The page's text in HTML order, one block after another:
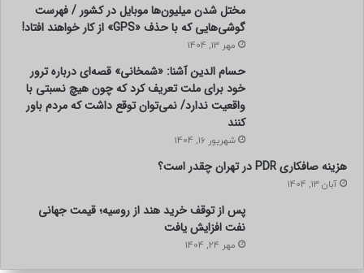
فارستر گزینه‌ای عالی برای مادرانی است که مسیرهای ناهموار را
نیز در نظر دارند. نسخه Wilderness برای مسیرهای سخت و
زمین‌های ناهموار مناسب شده است، اما همچنان راحتی و
کاربردی بودن را برای خانواده حفظ می‌کند. فضای کافی برای
مختل شدن میلیون‌ها موبایل در کشور / فهرست
گوشی‌هایی که با حذف «GPS» از کار خواهند افتاد!
مهر 13, 1404
حسام الدین آشنا: «شمخانی» قصه‌ای درباره ترور
خود برای ملت تعریف کرد که چون هیچ نسبتی با
واقعیت ندارد/ نمی‌توان توقع داشت که مردم باور
کنند
شهریور 16, 1404
هزینه صافکاری PDR در تهران چقدر است؟
آبان 13, 1404
پس از توقف خرید هند از روسیه؛ قیمت جهانی
نفت افزایش یافت
مهر 24, 1404